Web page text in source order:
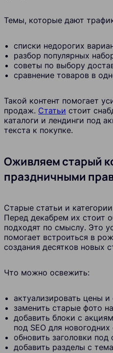
Темы, которые дают
списки недорогих
разбор популярных
советы по выбору
сравнение товаров в
Такой контент помогает
продаж. Статьи стоит
каталоги и лендинги под
текста к покупке.
Оживляем старый
праздничными
Старые статьи и
Перед декабрем их стоит
подходят по смыслу. Это
помогает встроиться в
создания десятков новых
Что можно освежить:
актуализировать цены
заменить старые фото
добавить блоки с
под SEO для новогодних
обновить заголовки под
добавить разделы с